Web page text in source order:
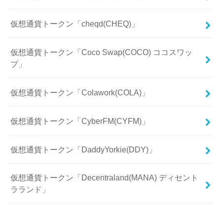
仮想通貨トークン「cheqd(CHEQ)」
仮想通貨トークン「Coco Swap(COCO) ココスワッ
プ」
仮想通貨トークン「Colawork(COLA)」
仮想通貨トークン「CyberFM(CYFM)」
仮想通貨トークン「DaddyYorkie(DDY)」
仮想通貨トークン「Decentraland(MANA) ディセント
ラランド」